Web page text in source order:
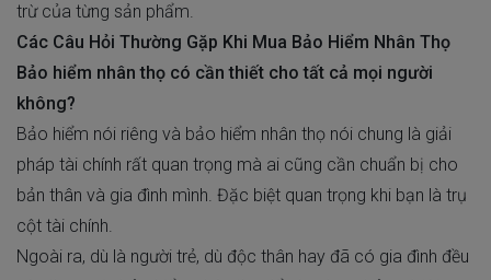
trừ của từng sản phẩm.
Các Câu Hỏi Thường Gặp Khi Mua Bảo Hiểm Nhân Thọ
Bảo hiểm nhân thọ có cần thiết cho tất cả mọi người
không?
Bảo hiểm nói riêng và bảo hiểm nhân thọ nói chung là giải
pháp tài chính rất quan trọng mà ai cũng cần chuẩn bị cho
bản thân và gia đình mình. Đặc biệt quan trọng khi bạn là trụ
cột tài chính.
Ngoài ra, dù là người trẻ, dù độc thân hay đã có gia đình đều